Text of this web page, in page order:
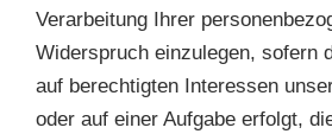
Verarbeitung Ihrer
Widerspruch einzulegen, sofern
auf berechtigten Interessen
oder auf einer Aufgabe erfolgt,